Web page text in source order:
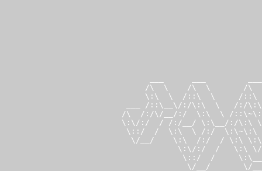
/\  \    /\  \       /\
\:\  \  /::\  \     /
___ /::\__\/:/\:\  \   /:/
/\  /:/\/__/:/  \:\  \ /
\:\/:/  / /:/__/ \:\__/:/\:\
\::/  /  \:\  \ /:/  \:\~\:\
\/__/    \:\  /:/  / \:\
\:\/:/  /   \:\
\::/  /
\/__/       \/